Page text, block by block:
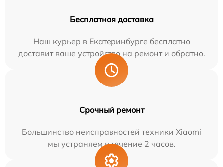
Бесплатная доставка
Наш курьер в Екатеринбурге бесплатно
доставит ваше устройство на ремонт и обратно.
Срочный ремонт
Большинство неисправностей техники Xiaomi
мы устраняем в течение 2 часов.